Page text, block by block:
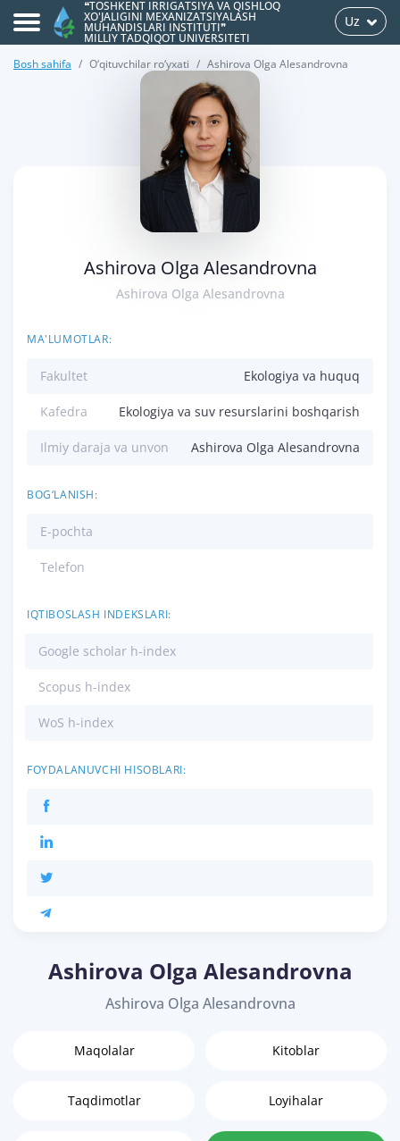
❝TOSHKENT IRRIGATSIYA VA QISHLOQ
XO'JALIGINI MEXANIZATSIYALASH
MUHANDISLARI INSTITUTI❞
MILLIY TADQIQOT UNIVERSITETI
Uz
Bosh sahifa O‘qituvchilar ro‘yxati Ashirova Olga Alesandrovna
Ashirova Olga Alesandrovna
Ashirova Olga Alesandrovna
MA'LUMOTLAR:
Fakultet Ekologiya va huquq
Kafedra Ekologiya va suv resurslarini boshqarish
Ilmiy daraja va unvon Ashirova Olga Alesandrovna
BOG‘LANISH:
E-pochta
Telefon
IQTIBOSLASH INDEKSLARI:
Google scholar h-index
Scopus h-index
WoS h-index
FOYDALANUVCHI HISOBLARI:
Ashirova Olga Alesandrovna
Ashirova Olga Alesandrovna
Maqolalar Kitoblar
Taqdimotlar Loyihalar